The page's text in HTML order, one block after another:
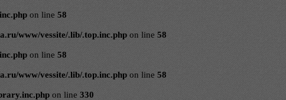
on line 58
www/vessite/.lib/.top.inc.php on line 58
on line 58
www/vessite/.lib/.top.inc.php on line 58
on line 330